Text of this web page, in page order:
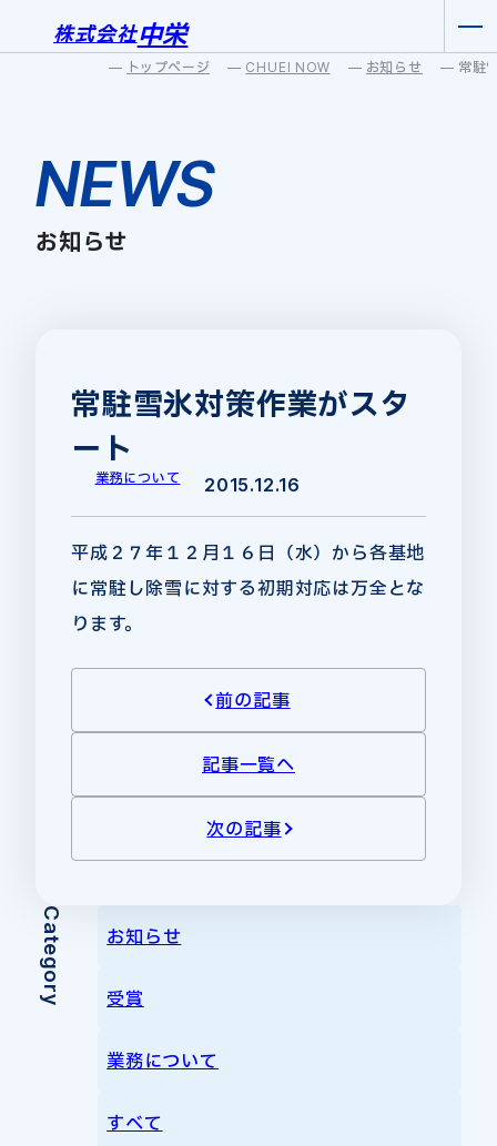
株式会社中栄
トップページ CHUEI NOW お知らせ 常駐
NEWS
お知らせ
Category お知らせ
受賞
業務について
すべて
常駐雪氷対策作業がスタ
ート
業務について 2015.12.16
平成２７年１２月１６日（水）から各基地
に常駐し除雪に対する初期対応は万全とな
ります。
前の記事
記事一覧へ
次の記事